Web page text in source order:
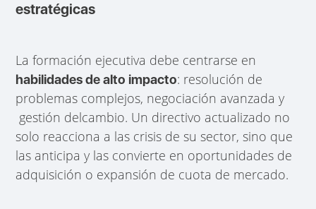
estratégicas
La formación ejecutiva debe centrarse en
habilidades de alto impacto: resolución de
problemas complejos, negociación avanzada y
gestión delcambio. Un directivo actualizado no
solo reacciona a las crisis de su sector, sino que
las anticipa y las convierte en oportunidades de
adquisición o expansión de cuota de mercado.